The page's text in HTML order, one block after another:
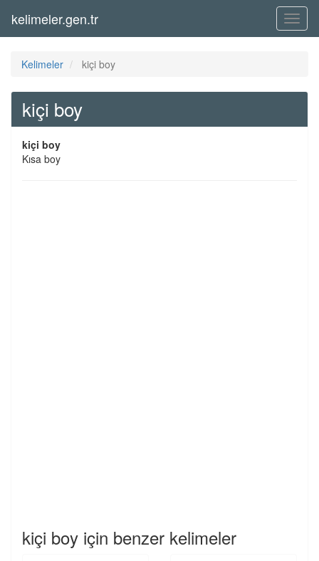
Menü
kelimeler.gen.tr
Kelimeler kiçi boy
kiçi boy
kiçi boy
Kısa boy
kiçi boy için benzer kelimeler